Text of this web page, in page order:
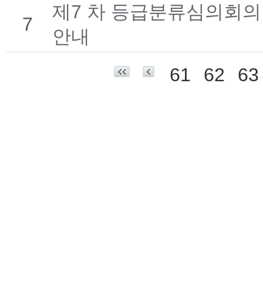
7
제7 차 등급분류심의회
안내
61
62 63